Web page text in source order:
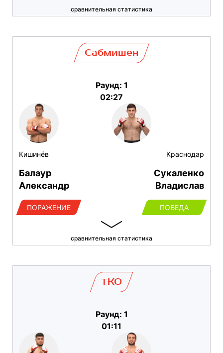
сравнительная статистика
Кишинёв
Балаур
Александр
ПОРАЖЕНИЕ
Сабмишен
Раунд: 1
02:27
Краснодар
Сукаленко
Владислав
ПОБЕДА
сравнительная статистика
TKO
Раунд: 1
01:11